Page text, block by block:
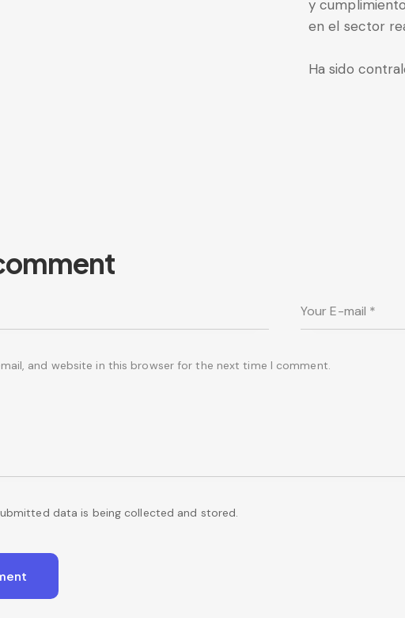
y
en el sector
Ha sido
and website in this browser for the next time I comment.
data is being collected and stored.